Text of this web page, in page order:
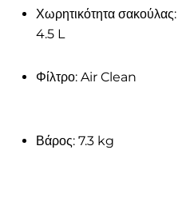
Χωρητικότητα σακούλας:
4.5 L
Φίλτρο: Air Clean
Βάρος: 7.3 kg